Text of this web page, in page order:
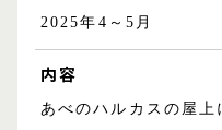
2025年4～5月
内容
あべのハルカスの屋上